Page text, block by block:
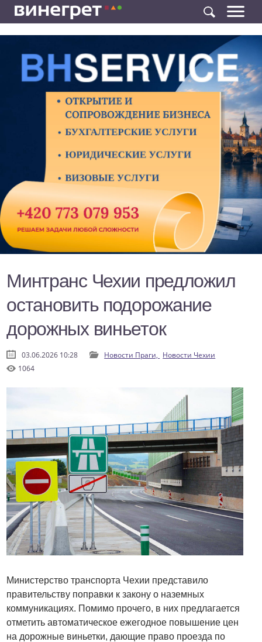
Минтранс Чехии предложил
остановить подорожание
дорожных виньеток
03.06.2026 10:28 Новости Праги, Новости Чехии
1064
Министерство транспорта Чехии представило
правительству поправки к закону о наземных
коммуникациях. Помимо прочего, в них предлагается
отметить автоматическое ежегодное повышение цен
на дорожные виньетки, дающие право проезда по